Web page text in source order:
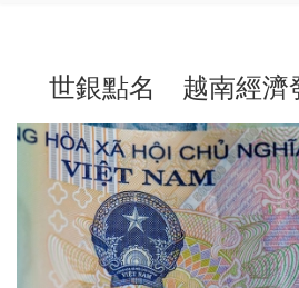
世銀點名 越南經濟